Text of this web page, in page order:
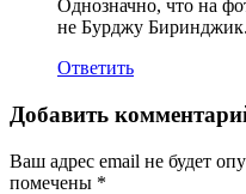
Однозначно, что на
не Бурджу
Ответить
Добавить
Ваш адрес email не будет
помечены *